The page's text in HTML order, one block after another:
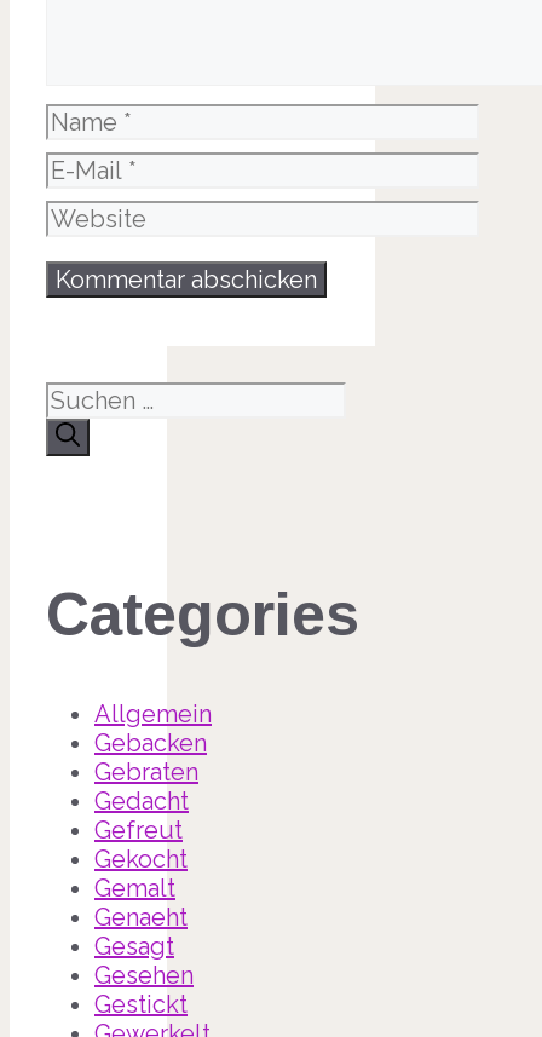
Name
E-
Mail
Website
Suche
nach:
Categories
Allgemein
Gebacken
Gebraten
Gedacht
Gefreut
Gekocht
Gemalt
Genaeht
Gesagt
Gesehen
Gestickt